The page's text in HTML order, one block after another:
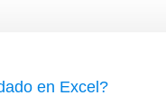
en Excel?